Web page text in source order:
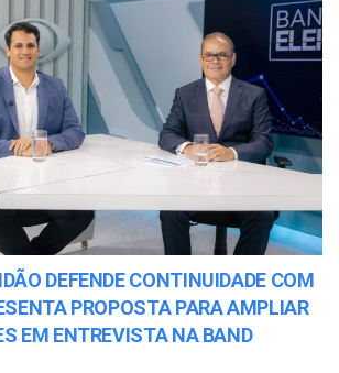
DEFENDE CONTINUIDADE COM
PROPOSTA PARA AMPLIAR
EM ENTREVISTA NA BAND